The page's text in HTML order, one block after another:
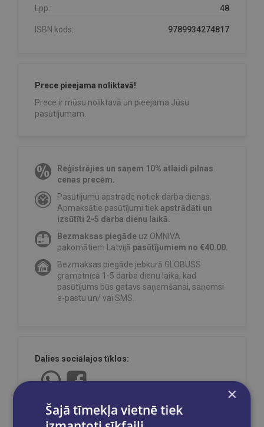
Lpp.: 48
ISBN kods: 9789934274817
Prece pieejama noliktavā!
Prece ir mūsu noliktavā un pieejama Jūsu
pasūtījumam.
Reģistrējies un saņem 10% atlaidi pilnas
cenas precēm.
Pasūtījumu apstrāde notiek darba dienās.
Apmaksātie pasūtījumi tiek apstrādāti un
izsūtīti 2-5 darba dienu laikā.
Bezmaksas piegāde uz OMNIVA
pakomātiem Latvijā pasūtījumiem no €40.00.
Bezmaksas piegāde jebkurā GLOBUSS
grāmatnīcā 1-5 darba dienu laikā, kad
pasūtījums būs gatavs saņemšanai, saņemsi
e-pastu un/ vai SMS.
Dalies sociālajos tīklos:
×
Šajā tīmekļa vietnē tiek